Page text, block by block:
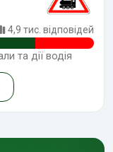
4,9 тис. відповідей
та дії водія